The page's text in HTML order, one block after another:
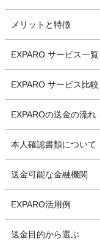
メリットと特徴
EXPARO サービス一覧
EXPARO サービス比較
EXPAROの送金の流れ
本人確認書類について
送金可能な金融機関
EXPARO活用例
送金目的から選ぶ